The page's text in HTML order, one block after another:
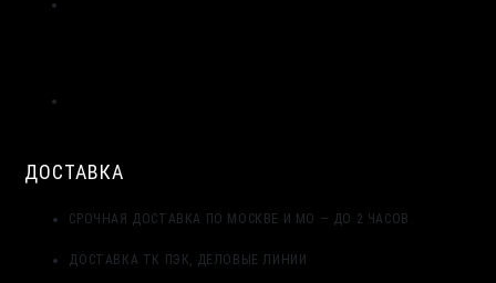
ДОСТАВКА
СРОЧНАЯ ДОСТАВКА ПО МОСКВЕ И МО — ДО 2 ЧАСОВ.
ДОСТАВКА ТК ПЭК, ДЕЛОВЫЕ ЛИНИИ